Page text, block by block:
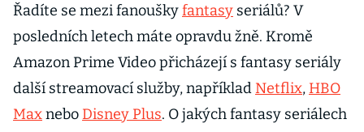
Řadíte se mezi fanouškyfantasy seriálů? V
posledních letech máte opravdu žně. Kromě
Amazon Prime Video přicházejí s fantasy seriály
další streamovací služby, například Netflix, HBO
Maxnebo Disney Plus. O jakých fantasy seriálech